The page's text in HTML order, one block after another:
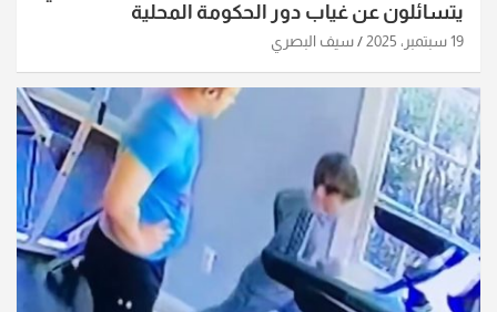
يتسائلون عن غياب دور الحكومة المحلية
19 سبتمبر، 2025 سيف البصري